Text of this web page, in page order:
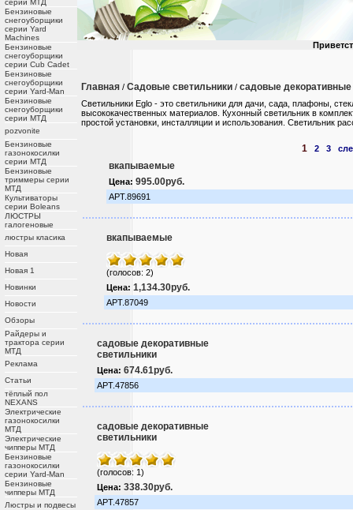
серии МТД
Бензиновые
снегоуборщики
серии Yard
Machines
Бензиновые
снегоуборщики
серии Cub Cadet
Бензиновые
снегоуборщики
серии Yard-Man
Бензиновые
снегоуборщики
серии МТД
pozvonite
Бензиновые
газонокосилки
серии МТД
Бензиновые
триммеры серии
МТД
Культиваторы
серии Boleans
ЛЮСТРЫ
галогеновые
люстры класика
Новая
Новая 1
Новинки
Новости
Обзоры
Райдеры и
трактора серии
МТД
Реклама
Статьи
тёплый пол
NEXANS
Электрические
газонокосилки
МТД
Электрические
чипперы МТД
Бензиновые
газонокосилки
серии Yard-Man
Бензиновые
чипперы МТД
Люстры и подвесы
Главная / Садовые светильники / садовые декоративные
Светильники Eglo - это светильники для дачи, сада, плафоны,
высококачественных материалов. Кухонный светильник в
простой установки, инсталляции и использования. Светильник
1 2 3
вкапываемые
Цена: 995.00руб.
АРТ.89691
вкапываемые
(голосов: 2)
Цена: 1,134.30руб.
АРТ.87049
садовые декоративные
светильники
Цена: 674.61руб.
АРТ.47856
садовые декоративные
светильники
(голосов: 1)
Цена: 338.30руб.
АРТ.47857